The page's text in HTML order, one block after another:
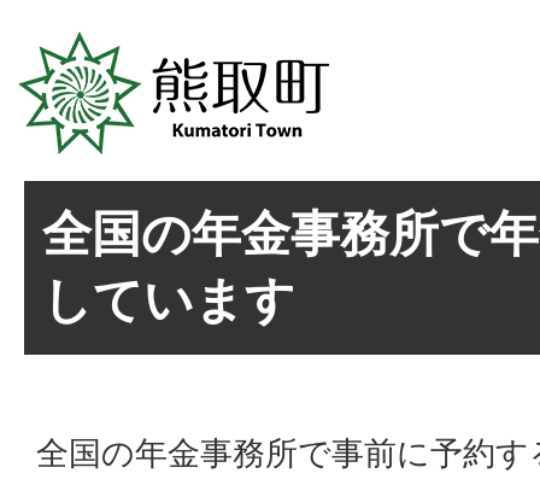
全国の年金事務所で
しています
全国の年金事務所で事前に予約